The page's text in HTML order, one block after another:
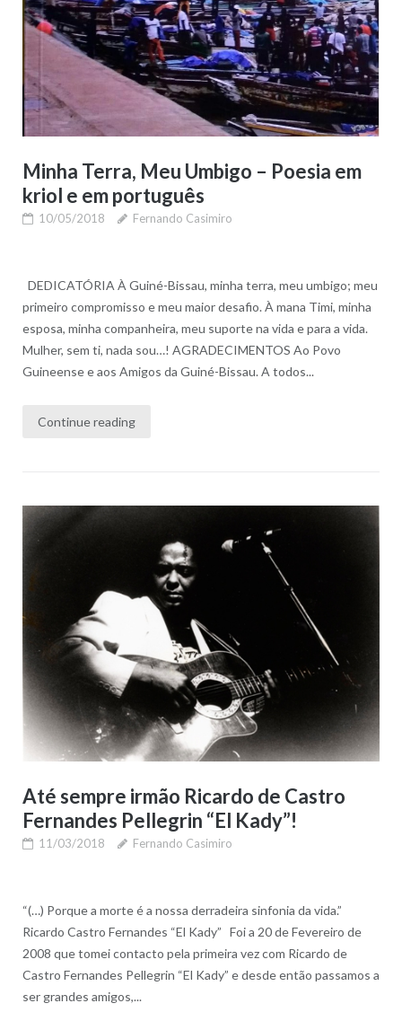
Minha Terra, Meu Umbigo – Poesia em
kriol e em português
10/05/2018 Fernando Casimiro
DEDICATÓRIA À Guiné-Bissau, minha terra, meu umbigo; meu
primeiro compromisso e meu maior desafio. À mana Timi, minha
esposa, minha companheira, meu suporte na vida e para a vida.
Mulher, sem ti, nada sou…! AGRADECIMENTOS Ao Povo
Guineense e aos Amigos da Guiné-Bissau. A todos...
Continue reading
Até sempre irmão Ricardo de Castro
Fernandes Pellegrin “El Kady”!
11/03/2018 Fernando Casimiro
“(…) Porque a morte é a nossa derradeira sinfonia da vida.”
Ricardo Castro Fernandes “El Kady” Foi a 20 de Fevereiro de
2008 que tomei contacto pela primeira vez com Ricardo de
Castro Fernandes Pellegrin “El Kady” e desde então passamos a
ser grandes amigos,...